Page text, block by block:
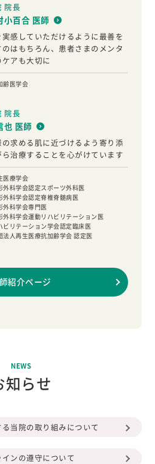
院長
小百合 医師
感していただけるように最善を
のはもちろん、患者さまのメンタ
アも大切に
齢医学会
院長
也 医師
の求める肌に近づけるよう寄り添
ら治療することを心がけています
医療学会
外科学会認定スポーツ外科医
外科学会認定脊椎脊髄病医
外科学会専門医
外科学会運動リハビリテーション医
ビリテーション学会認定臨床医
法人再生医療抗加齢学会 認定医
紹介ページ
NEWS
知らせ
当院の取り組みについて
ンの遵守について